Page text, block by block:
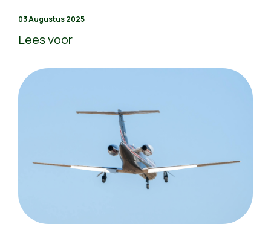
03 Augustus 2025
Lees voor